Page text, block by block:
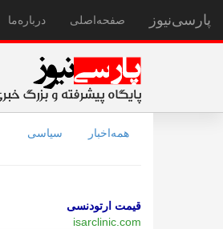
پارسی‌نیوز صفحه‌اصلی درباره‌ما
همه‌اخبار سیاسی
قیمت ارتودنسی
isarclinic.com